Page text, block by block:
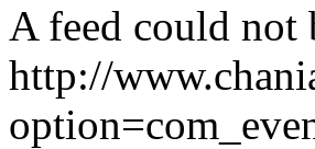
A feed could not
http://